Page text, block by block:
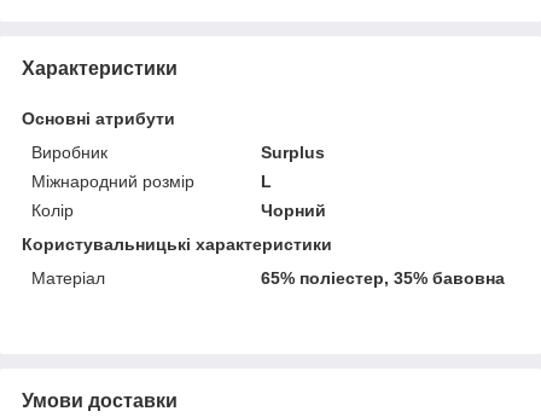
Характеристики
Основні атрибути
Виробник
Surplus
Міжнародний розмір
L
Колір
Чорний
Користувальницькі характеристики
Матеріал
65% поліестер, 35% бавовна
Умови доставки